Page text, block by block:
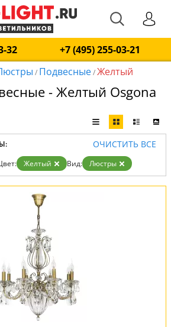
32
+7 (495) 255-03-21
/ Подвесные/Желтый
- Желтый Osgona
ОЧИСТИТЬ ВСЕ
Желтый Вид: Люстры